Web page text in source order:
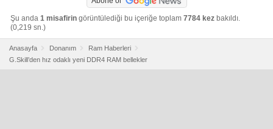
Şu anda 1 misafirin görüntülediği bu içeriğe toplam 7784 kez bakıldı.
(0,219 sn.)
Anasayfa Donanım
Ram Haberleri
G.Skill’den hız odaklı yeni DDR4 RAM bellekler